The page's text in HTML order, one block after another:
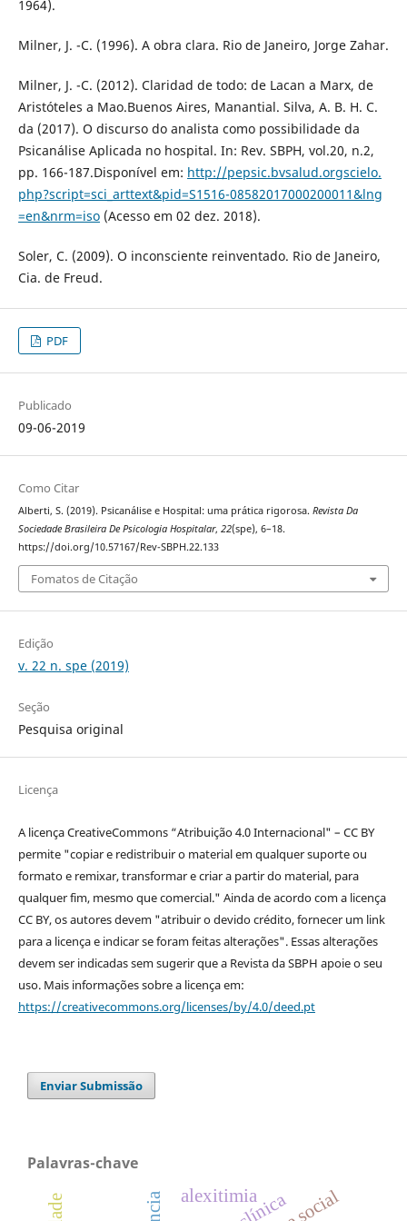
1964).
Milner, J. -C. (1996). A obra clara. Rio de Janeiro, Jorge Zahar.
Milner, J. -C. (2012). Claridad de todo: de Lacan a Marx, de
Aristóteles a Mao.Buenos Aires, Manantial. Silva, A. B. H. C.
da (2017). O discurso do analista como possibilidade da
Psicanálise Aplicada no hospital. In: Rev. SBPH, vol.20, n.2,
pp. 166-187.Disponível em: http://pepsic.bvsalud.orgscielo.
php?script=sci_arttext&pid=S1516-08582017000200011&lng
=en&nrm=iso(Acesso em 02 dez. 2018).
Soler, C. (2009). O inconsciente reinventado. Rio de Janeiro,
Cia. de Freud.
PDF
Publicado
09-06-2019
Como Citar
Alberti, S. (2019). Psicanálise e Hospital: uma prática rigorosa. Revista Da
Sociedade Brasileira De Psicologia Hospitalar, 22(spe), 6–18.
https://doi.org/10.57167/Rev-SBPH.22.133
Fomatos de Citação
Edição
v. 22 n. spe (2019)
Seção
Pesquisa original
Licença
A licença CreativeCommons “Atribuição 4.0 Internacional" – CC BY
permite "copiar e redistribuir o material em qualquer suporte ou
formato e remixar, transformar e criar a partir do material, para
qualquer fim, mesmo que comercial." Ainda de acordo com a licença
CC BY, os autores devem "atribuir o devido crédito, fornecer um link
para a licença e indicar se foram feitas alterações". Essas alterações
devem ser indicadas sem sugerir que a Revista da SBPH apoie o seu
uso. Mais informações sobre a licença em:
https://creativecommons.org/licenses/by/4.0/deed.pt
Enviar Submissão
Palavras-chave
alexitimia